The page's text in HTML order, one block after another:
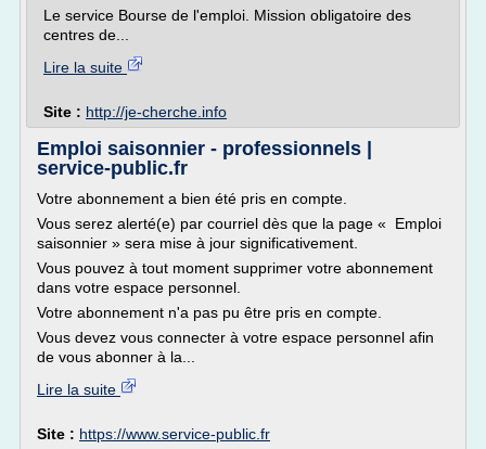
Le service Bourse de l'emploi. Mission obligatoire des
centres de...
Lire la suite
Site : http://je-cherche.info
Emploi saisonnier - professionnels |
service-public.fr
Votre abonnement a bien été pris en compte.
Vous serez alerté(e) par courriel dès que la page « Emploi
saisonnier » sera mise à jour significativement.
Vous pouvez à tout moment supprimer votre abonnement
dans votre espace personnel.
Votre abonnement n'a pas pu être pris en compte.
Vous devez vous connecter à votre espace personnel afin
de vous abonner à la...
Lire la suite
Site : https://www.service-public.fr